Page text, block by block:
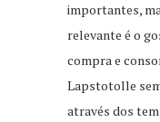
importantes,
relevante é o
compra e
Lapstotolle
através dos